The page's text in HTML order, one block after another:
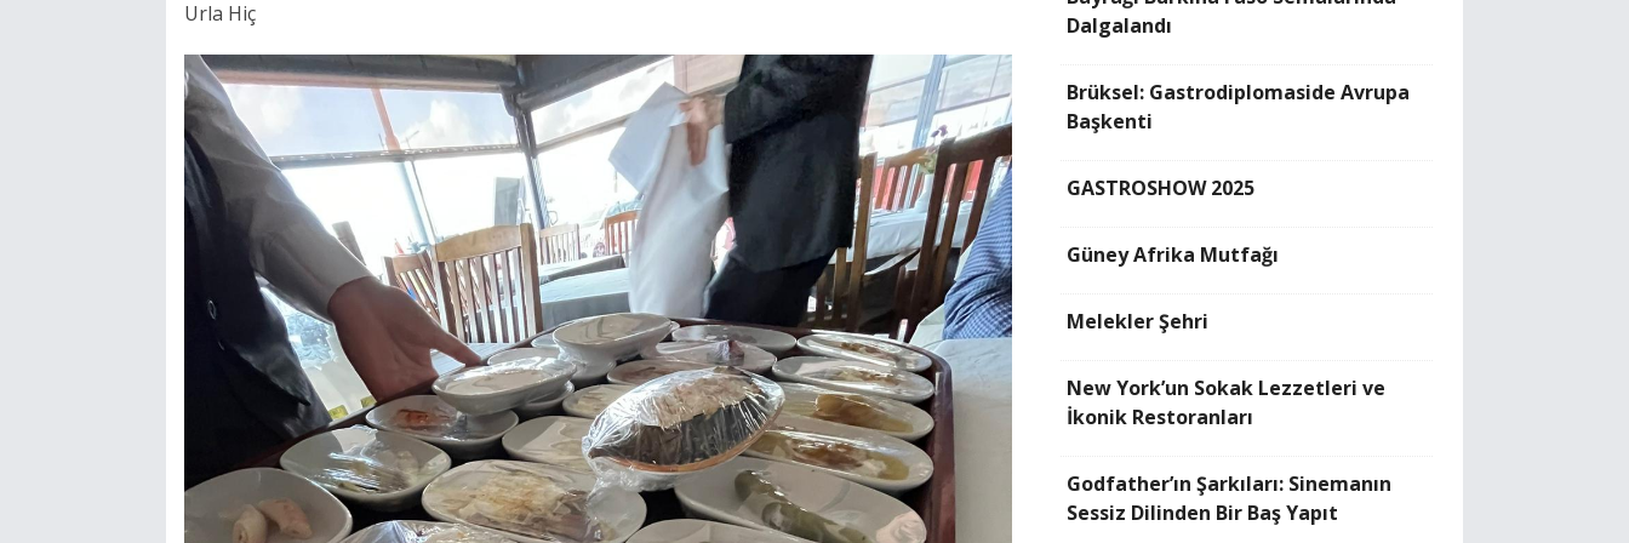
Urla Hiç
Dalgalandı
Brüksel: Gastrodiplomaside Avrupa
Başkenti
GASTROSHOW 2025
Güney Afrika Mutfağı
Melekler Şehri
New York’un Sokak Lezzetleri ve
İkonik Restoranları
Godfather’ın Şarkıları: Sinemanın
Sessiz Dilinden Bir Baş Yapıt